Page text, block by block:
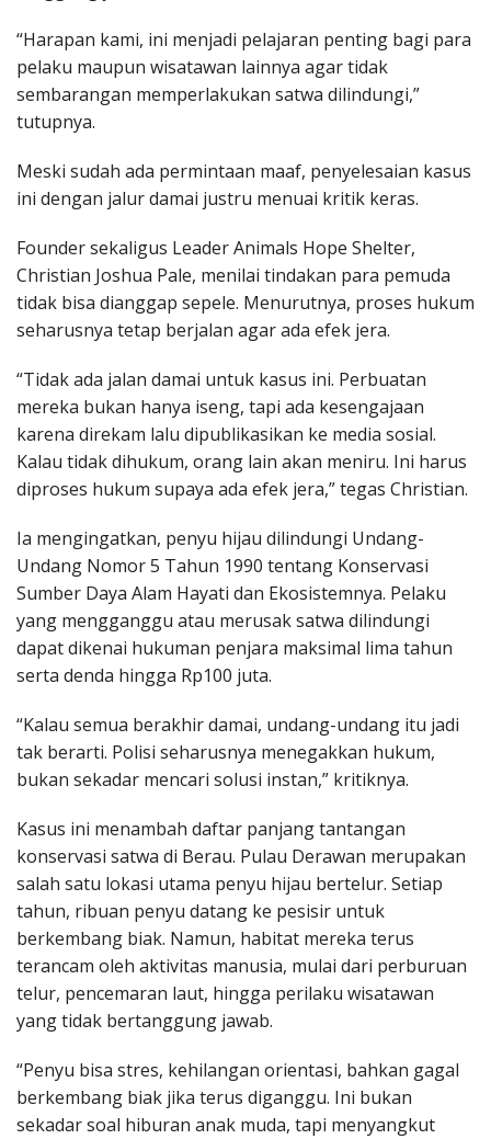
“Harapan kami, ini menjadi pelajaran penting bagi para
pelaku maupun wisatawan lainnya agar tidak
sembarangan memperlakukan satwa dilindungi,”
tutupnya.
Meski sudah ada permintaan maaf, penyelesaian kasus
ini dengan jalur damai justru menuai kritik keras.
Founder sekaligus Leader Animals Hope Shelter,
Christian Joshua Pale, menilai tindakan para pemuda
tidak bisa dianggap sepele. Menurutnya, proses hukum
seharusnya tetap berjalan agar ada efek jera.
“Tidak ada jalan damai untuk kasus ini. Perbuatan
mereka bukan hanya iseng, tapi ada kesengajaan
karena direkam lalu dipublikasikan ke media sosial.
Kalau tidak dihukum, orang lain akan meniru. Ini harus
diproses hukum supaya ada efek jera,” tegas Christian.
Ia mengingatkan, penyu hijau dilindungi Undang-
Undang Nomor 5 Tahun 1990 tentang Konservasi
Sumber Daya Alam Hayati dan Ekosistemnya. Pelaku
yang mengganggu atau merusak satwa dilindungi
dapat dikenai hukuman penjara maksimal lima tahun
serta denda hingga Rp100 juta.
“Kalau semua berakhir damai, undang-undang itu jadi
tak berarti. Polisi seharusnya menegakkan hukum,
bukan sekadar mencari solusi instan,” kritiknya.
Kasus ini menambah daftar panjang tantangan
konservasi satwa di Berau. Pulau Derawan merupakan
salah satu lokasi utama penyu hijau bertelur. Setiap
tahun, ribuan penyu datang ke pesisir untuk
berkembang biak. Namun, habitat mereka terus
terancam oleh aktivitas manusia, mulai dari perburuan
telur, pencemaran laut, hingga perilaku wisatawan
yang tidak bertanggung jawab.
“Penyu bisa stres, kehilangan orientasi, bahkan gagal
berkembang biak jika terus diganggu. Ini bukan
sekadar soal hiburan anak muda, tapi menyangkut